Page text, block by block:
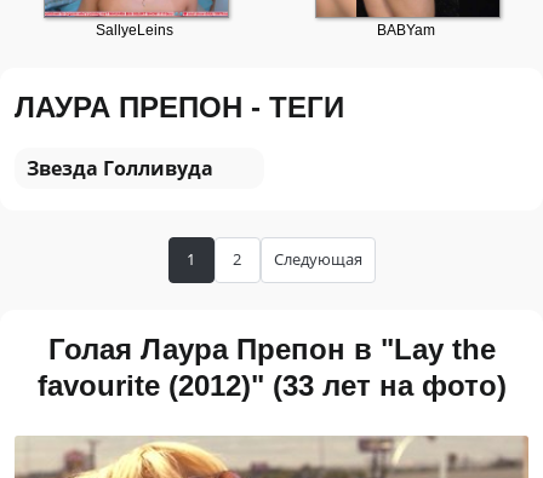
ЛАУРА ПРЕПОН - ТЕГИ
Звезда Голливуда
1 2 Следующая
Голая Лаура Препон в "Lay the
favourite (2012)" (33 лет на фото)